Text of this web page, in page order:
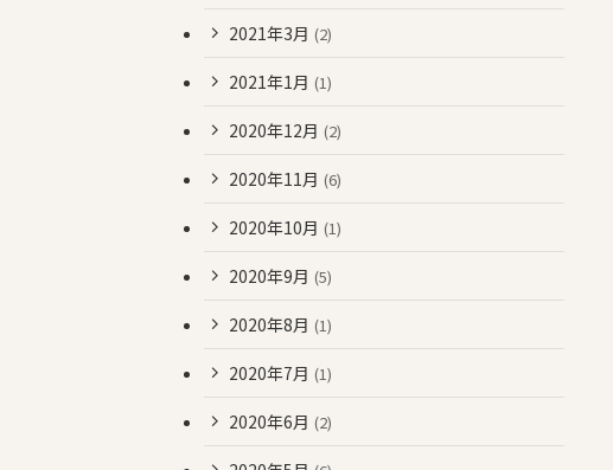
2021年3月 (2)
2021年1月 (1)
2020年12月 (2)
2020年11月 (6)
2020年10月 (1)
2020年9月 (5)
2020年8月 (1)
2020年7月 (1)
2020年6月 (2)